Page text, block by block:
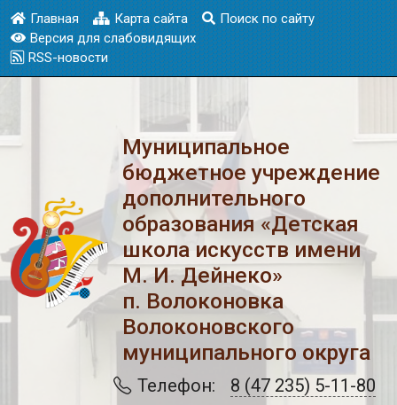
Главная Карта сайта
Поиск по сайту
Версия для слабовидящих
RSS-новости
Муниципальное
бюджетное учреждение
дополнительного
образования «Детская
школа искусств имени
М. И. Дейнеко»
п. Волоконовка
Волоконовского
муниципального округа
Телефон:
8 (47 235) 5-11-80